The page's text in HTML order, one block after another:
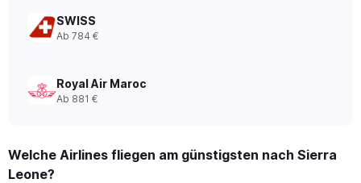
840.
SWISS
Ab 784 €
Royal Air Maroc
Ab 881 €
Welche Airlines fliegen am günstigsten nach Sierra
Leone?